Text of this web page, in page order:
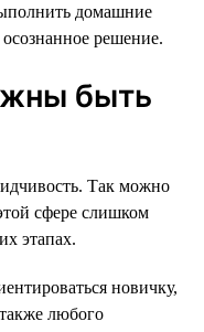
домашние
решение.
быть
Так можно
сфере слишком
этапах.
новичку,
любого